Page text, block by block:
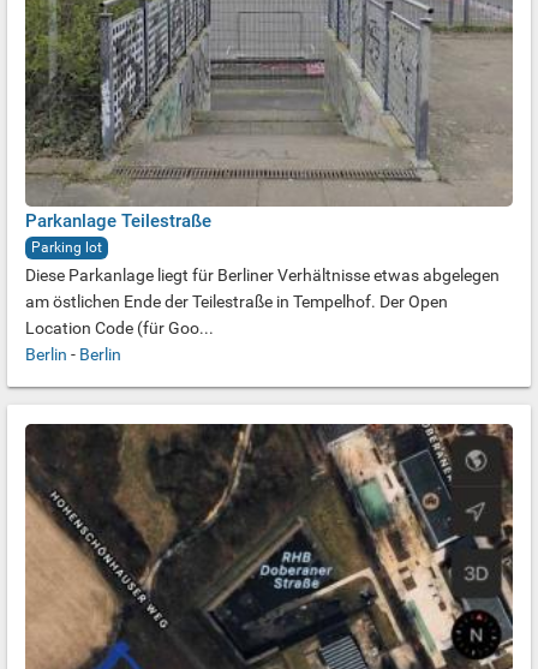
Parkanlage Teilestraße
Parking lot
Diese Parkanlage liegt für Berliner Verhältnisse etwas abgelegen
am östlichen Ende der Teilestraße in Tempelhof. Der Open
Location Code (für Goo...
Berlin - Berlin